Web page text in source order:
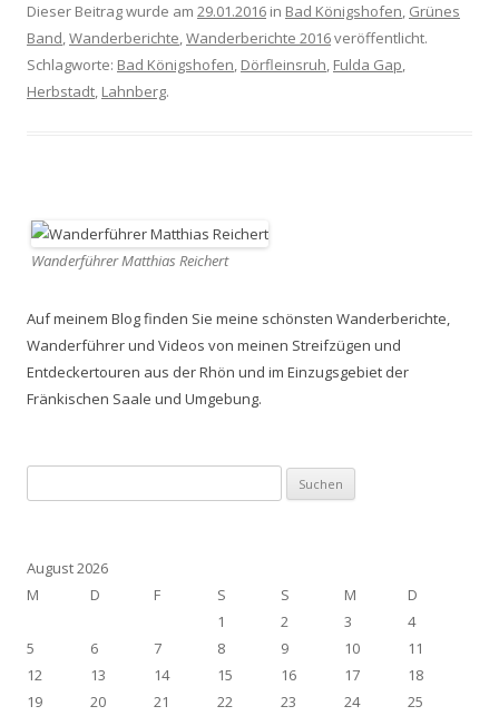
Dieser Beitrag wurde am 29.01.2016 in Bad Königshofen, Grünes
Band,Wanderberichte,Wanderberichte 2016veröffentlicht.
Schlagworte: Bad Königshofen, Dörfleinsruh, Fulda Gap,
Herbstadt, Lahnberg.
Wanderführer Matthias Reichert
Auf meinem Blog finden Sie meine schönsten Wanderberichte,
Wanderführer und Videos von meinen Streifzügen und
Entdeckertouren aus der Rhön und im Einzugsgebiet der
Fränkischen Saale und Umgebung.
nach:
August 2026
M
D F S S M
D
1
2 3
4
5
6 7 8 9 10
11
12
13 14 15 16 17
18
19
20 21 22 23 24
25